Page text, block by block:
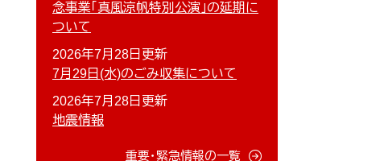
念事業「真風涼帆特別公演」の延期に
ついて
2026年7月28日更新
7月29日(水)のごみ収集について
2026年7月28日更新
地震情報
重要・緊急情報の一覧